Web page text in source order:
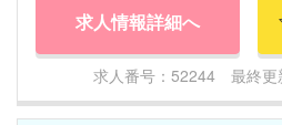
求人情報詳細へ
求人番号：52244 最終更